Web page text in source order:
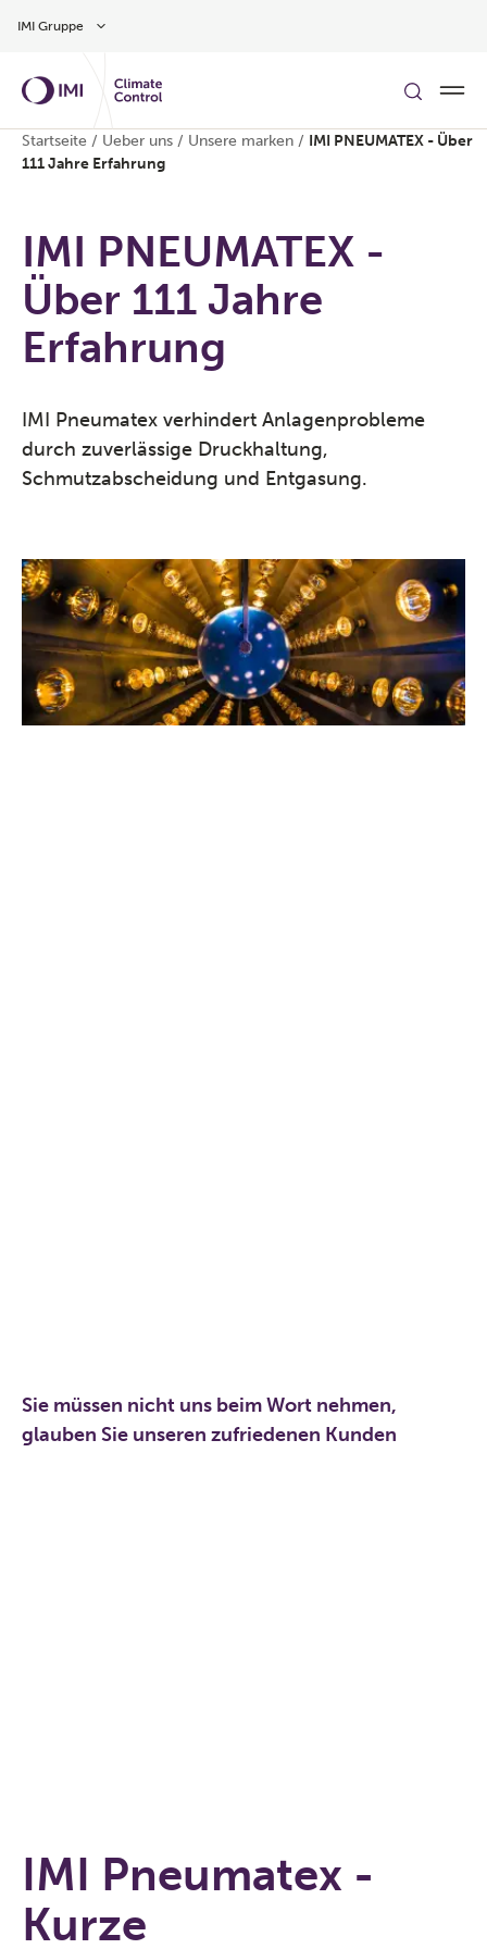
IMI Gruppe
Startseite / Ueber uns / Unsere marken / IMI PNEUMATEX - Über
111 Jahre Erfahrung
IMI PNEUMATEX -
Über 111 Jahre
Erfahrung
IMI Pneumatex verhindert Anlagenprobleme
durch zuverlässige Druckhaltung,
Schmutzabscheidung und Entgasung.
Sie müssen nicht uns beim Wort nehmen,
glauben Sie unseren zufriedenen Kunden
IMI Pneumatex -
Kurze